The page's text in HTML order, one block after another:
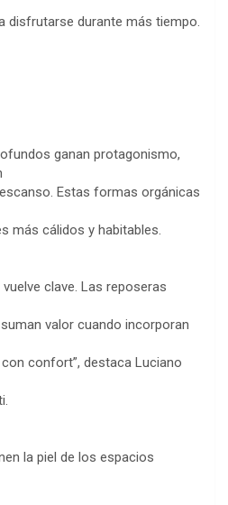
disfrutarse durante más tiempo.
ganan protagonismo,
Estas formas orgánicas
más cálidos y habitables.
clave. Las reposeras
valor cuando incorporan
confort”, destaca Luciano
la piel de los espacios